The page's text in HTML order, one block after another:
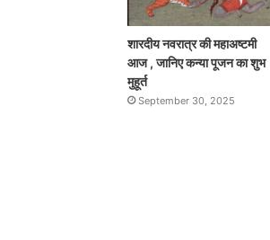
शारदीय नवरात्र की महाअष्टमी
आज , जानिए कन्या पूजन का शुभ
मुहूर्त
September 30, 2025